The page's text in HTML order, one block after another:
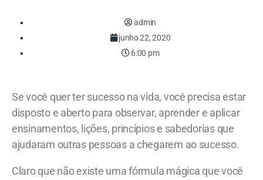
admin
junho 22, 2020
6:00 pm
Se você quer ter sucesso na vida, você precisa estar
disposto e aberto para observar, aprender e aplicar
ensinamentos, lições, princípios e sabedorias que
ajudaram outras pessoas a chegarem ao sucesso.
Claro que não existe uma fórmula mágica que você